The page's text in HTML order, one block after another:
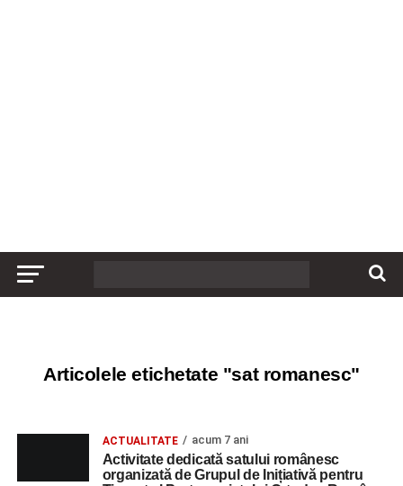
Articolele etichetate "sat romanesc"
ACTUALITATE acum 7 ani
Activitate dedicată satului românesc
organizată de Grupul de Inițiativă pentru